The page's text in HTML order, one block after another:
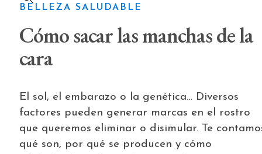
BELLEZA SALUDABLE
Cómo sacar las manchas de la
cara
El sol, el embarazo o la genética… Diversos
factores pueden generar marcas en el rostro
que queremos eliminar o disimular. Te
qué son, por qué se producen y cómo